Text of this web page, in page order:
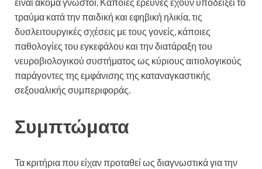
είναι ακόμα γνωστοί. Κάποιες έρευνες έχουν υποδείξει το
τραύμα κατά την παιδική και εφηβική ηλικία, τις
δυσλειτουργικές σχέσεις με τους γονείς, κάποιες
παθολογίες του εγκεφάλου και την διατάραξη του
νευροβιολογικού συστήματος ως κύριους αιτιολογικούς
παράγοντες της εμφάνισης της καταναγκαστικής
σεξουαλικής συμπεριφοράς.
Συμπτώματα
Τα κριτήρια που είχαν προταθεί ως διαγνωστικά για την